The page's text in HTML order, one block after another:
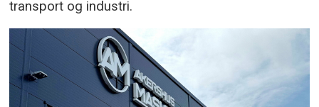
transport og industri.